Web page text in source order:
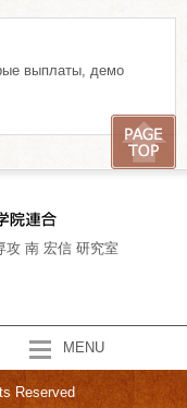
выплаты, демо
攻 南 宏信 研究室
MENU
Reserved